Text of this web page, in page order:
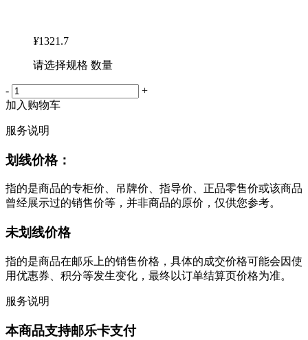
¥1321.7
请选择规格 数量
-
+
加入购物车
服务说明
划线价格：
指的是商品的专柜价、吊牌价、指导价、正品零售价或该商品
曾经展示过的销售价等，并非商品的原价，仅供您参考。
未划线价格
指的是商品在邮乐上的销售价格，具体的成交价格可能会因使
用优惠券、积分等发生变化，最终以订单结算页价格为准。
服务说明
本商品支持邮乐卡支付